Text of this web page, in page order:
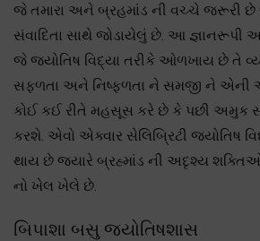
જે તમારા અને બ્રહમાંડ ની વચ્ચે જરૂરી
સંવાદિતા સાથે જોડાયેલું છે. આ
જે જ્યોતિષ વિદ્યા તરીકે ઓળખાય છે તે
સફળતા અને નિષ્ફળતા ને સમજી ને એની
કોઈ કઈ રીતે મહસૂસ કરે છે કે પછી અમુક
કરશે. એવો એક્વાર સેલિબ્રિટી જ્યોતિષ
થાય છે જયારે બ્રહ્માંડ ની અદૃશ્ય
નો ખેલ ખેલે છે.
બિપાશા બસુ જ્યોતિષશાસ